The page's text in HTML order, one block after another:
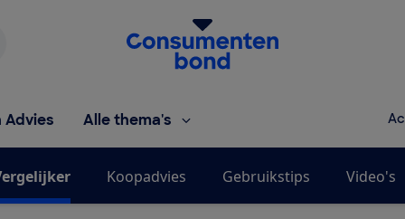
Homepage van de Consumentenbond
Advies Alle thema's
Koopadvies Gebruikstips Video's